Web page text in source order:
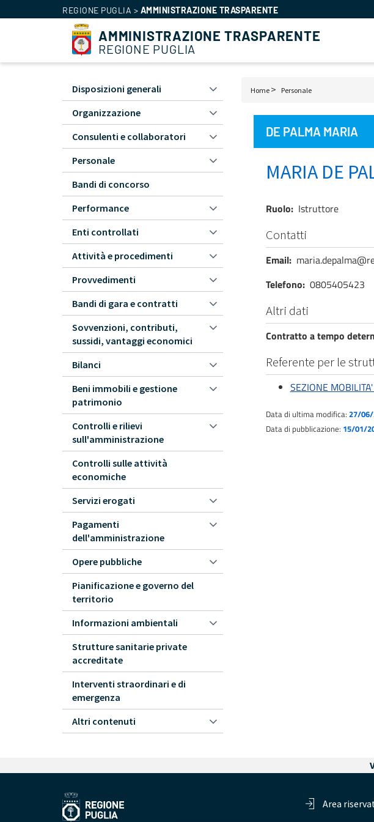
REGIONE PUGLIA > AMMINISTRAZIONE TRASPARENTE
AMMINISTRAZIONE TRASPARENTE
REGIONE PUGLIA
Briciole
pane
Home Personale
DE PALMA MARIA
MARIA DE
Ruolo Istruttore
Contatti
Email
Telefono 0805405423
Altri dati
Contratto a tempo
Referente per le
SEZIONE
Data di ultima modifica: 27/
Data di pubblicazione: 15/01/
Amministrazione
Trasparente
L1
Disposizioni generali
Organizzazione
Consulenti e collaboratori
Personale
Bandi di concorso
Performance
Enti controllati
Attività e procedimenti
Provvedimenti
Bandi di gara e contratti
Sovvenzioni, contributi,
sussidi, vantaggi economici
Bilanci
Beni immobili e gestione
patrimonio
Controlli e rilievi
sull'amministrazione
Controlli sulle attività
economiche
Servizi erogati
Pagamenti
dell'amministrazione
Opere pubbliche
Pianificazione e governo del
territorio
Informazioni ambientali
Strutture sanitarie private
accreditate
Interventi straordinari e di
emergenza
Altri contenuti
Area